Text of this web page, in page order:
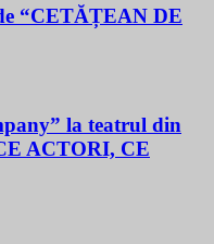
“CETĂȚEAN DE
la teatrul din
ACTORI, CE